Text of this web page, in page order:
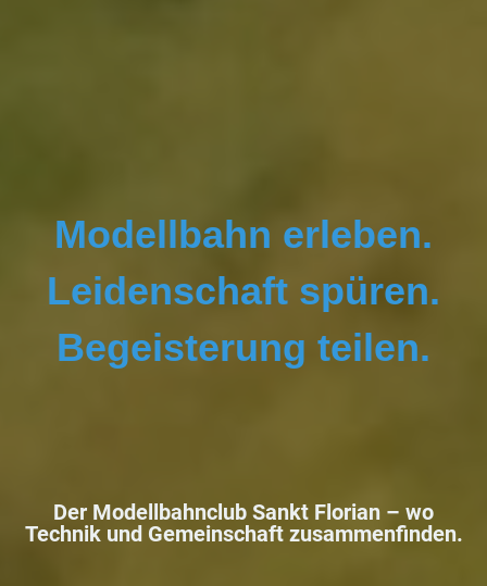
Modellbahn erleben.
Leidenschaft spüren.
Begeisterung teilen.
Der Modellbahnclub Sankt Florian – wo
Technik und Gemeinschaft zusammenfinden.